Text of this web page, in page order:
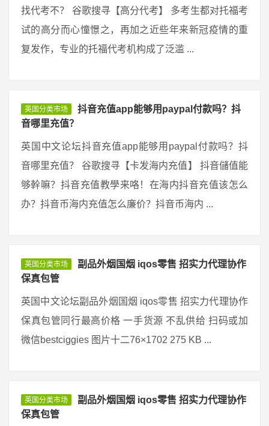
找代考不？ 谷歌搜寻【高分代考】 多考生都对托福考
试的高分而心憧憬之，再加之近些年来新冠疫情的重
复发作，专业的托福代考机构成了泛滥 ...
英国分类市场
抖音充值app能够用paypal付款吗？抖
音哪里充值？
英国中文论坛抖音充值app能够用paypal付款吗？抖
音哪里充值？ 谷歌搜寻【卡发海内充值】 抖音儲值能
够幹嘛？抖音充值教學来咯！在海内抖音充值该怎么
办？抖音币海内充值怎么廉价？抖音币海内 ...
英国分类市场
副品外烟国烟 iqos零售 招实力代理协作
保真包管
英国中文论坛副品外烟国烟 iqos零售 招实力代理协作
保真包管同行最高价格 一手货源 不乱供给 扫码或加
微信bestciggies 图片十二76×1702 275 KB ...
英国分类市场
副品外烟国烟 iqos零售 招实力代理协作
保真包管